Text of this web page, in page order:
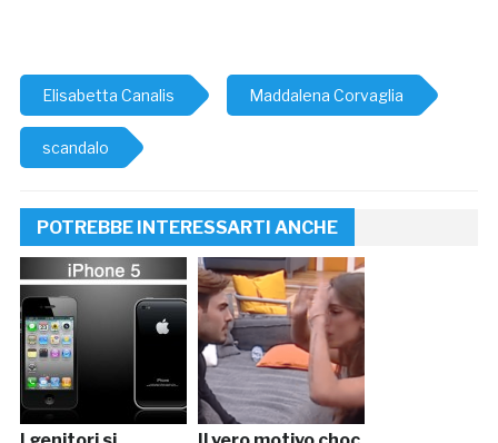
Elisabetta Canalis Maddalena Corvaglia
scandalo
POTREBBE INTERESSARTI ANCHE